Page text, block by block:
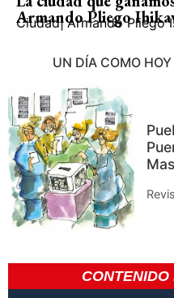
Armando Pliego
Ciudad| Armando Pliego
UN DÍA COMO